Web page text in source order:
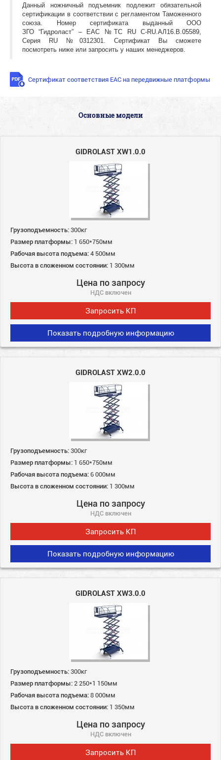
Данный ножничный подъемник подлежит обязательной
сертификации в соответствии с регламентом Таможенного
союза. Номер сертификата выданный ООО
ЗГО “Гидроласт” – ЕАС №ТС RU С-RU.АЛ16.В.05589,
Серия RU №0312301. Сертификат Вы сможете
посмотреть ниже или запросить у наших менеджеров.
Сертификат соответствия EАC на передвижные платформы
Основные модели
GIDROLAST XW1.0.0
Грузоподъемность: 300кг
Размер платформы: 1 650*750мм
Рабочая высота подъема:4 500мм
Высота в сложенном состоянии: 1 300мм
Цена по запросу
НДС включен
Запросить КП
Показать подробную информацию
GIDROLAST XW2.0.0
Грузоподъемность: 300кг
Размер платформы: 1 650*750мм
Рабочая высота подъема:6 000мм
Высота в сложенном состоянии: 1 300мм
Цена по запросу
НДС включен
Запросить КП
Показать подробную информацию
GIDROLAST XW3.0.0
Грузоподъемность: 300кг
Размер платформы: 2 250*1 150мм
Рабочая высота подъема:8 000мм
Высота в сложенном состоянии: 1 350мм
Цена по запросу
НДС включен
Запросить КП